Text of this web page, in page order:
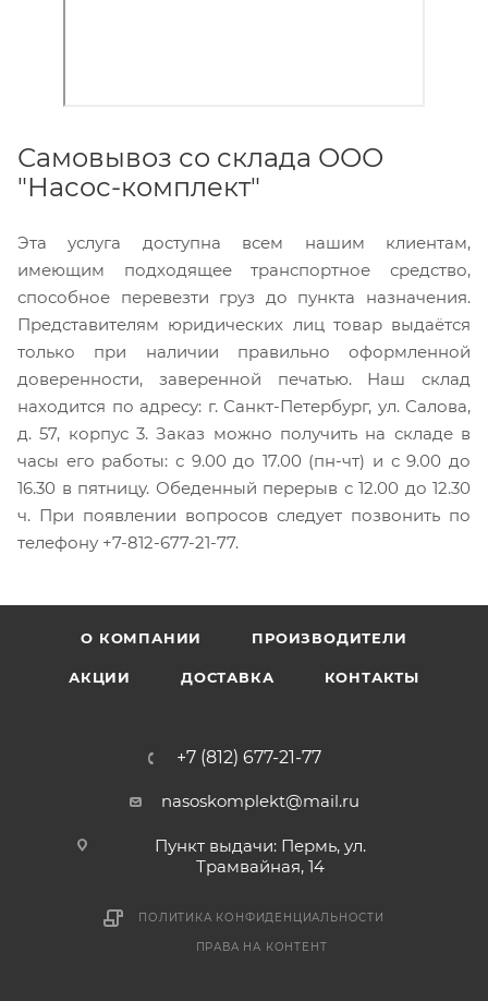
Самовывоз со склада ООО
"Насос-комплект"
Эта услуга доступна всем нашим клиентам,
имеющим подходящее транспортное средство,
способное перевезти груз до пункта назначения.
Представителям юридических лиц товар выдаётся
только при наличии правильно оформленной
доверенности, заверенной печатью. Наш склад
находится по адресу: г. Санкт-Петербург, ул. Салова,
д. 57, корпус 3. Заказ можно получить на складе в
часы его работы: с 9.00 до 17.00 (пн-чт) и с 9.00 до
16.30 в пятницу. Обеденный перерыв с 12.00 до 12.30
ч. При появлении вопросов следует позвонить по
телефону +7-812-677-21-77.
О КОМПАНИИ ПРОИЗВОДИТЕЛИ
АКЦИИ ДОСТАВКА КОНТАКТЫ
+7 (812) 677-21-77
nasoskomplekt@mail.ru
Пункт выдачи: Пермь, ул.
Трамвайная, 14
ПОЛИТИКА КОНФИДЕНЦИАЛЬНОСТИ
ПРАВА НА КОНТЕНТ